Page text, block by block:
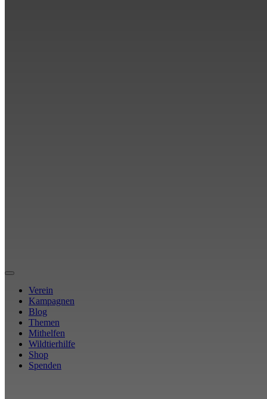
Verein
Kampagnen
Blog
Themen
Mithelfen
Wildtierhilfe
Shop
Spenden